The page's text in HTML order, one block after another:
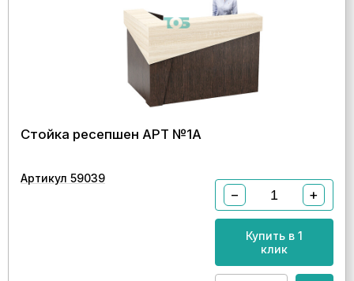
Стойка ресепшен АРТ №1A
Артикул 59039
− +
Купить в 1
клик